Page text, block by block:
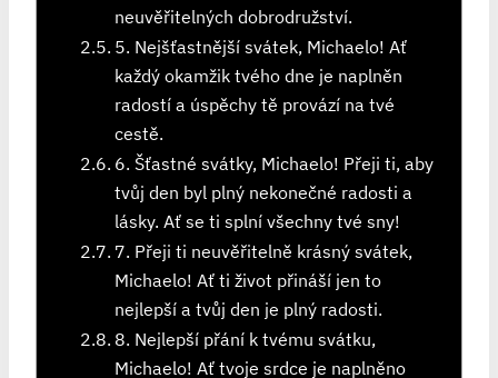
neuvěřitelných dobrodružství.
5. Nejšťastnější svátek, Michaelo! Ať
každý okamžik tvého dne je naplněn
radostí a úspěchy tě provází na tvé
cestě.
6. Šťastné svátky, Michaelo! Přeji ti, aby
tvůj den byl plný nekonečné radosti a
lásky. Ať se ti splní všechny tvé sny!
7. Přeji ti neuvěřitelně krásný svátek,
Michaelo! Ať ti život přináší jen to
nejlepší a tvůj den je plný radosti.
8. Nejlepší přání k tvému svátku,
Michaelo! Ať tvoje srdce je naplněno